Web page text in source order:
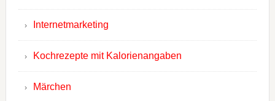
Internetmarketing
Kochrezepte mit Kalorienangaben
Märchen